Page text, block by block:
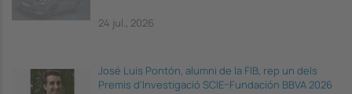
24 jul., 2026
José Luis Pontón, alumni de la FIB, rep un dels
Premis d'Investigació SCIE–Fundación BBVA 2026